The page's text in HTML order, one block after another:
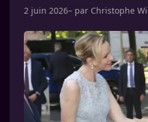
2 juin 2026– par Christophe